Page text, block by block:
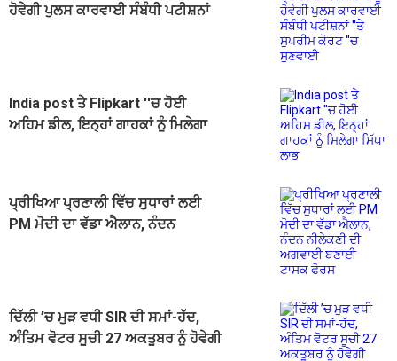
ਹੋਵੇਗੀ ਪੁਲਸ ਕਾਰਵਾਈ ਸੰਬੰਧੀ ਪਟੀਸ਼ਨਾਂ
India post ਤੇ Flipkart ''ਚ ਹੋਈ
ਅਹਿਮ ਡੀਲ, ਇਨ੍ਹਾਂ ਗਾਹਕਾਂ ਨੂੰ ਮਿਲੇਗਾ
ਪ੍ਰੀਖਿਆ ਪ੍ਰਣਾਲੀ ਵਿੱਚ ਸੁਧਾਰਾਂ ਲਈ
PM ਮੋਦੀ ਦਾ ਵੱਡਾ ਐਲਾਨ, ਨੰਦਨ
ਦਿੱਲੀ ’ਚ ਮੁੜ ਵਧੀ SIR ਦੀ ਸਮਾਂ-ਹੱਦ,
ਅੰਤਿਮ ਵੋਟਰ ਸੂਚੀ 27 ਅਕਤੂਬਰ ਨੂੰ ਹੋਵੇਗੀ